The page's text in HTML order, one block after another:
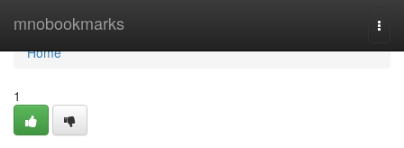
mnobookmarks
Home
Home
1